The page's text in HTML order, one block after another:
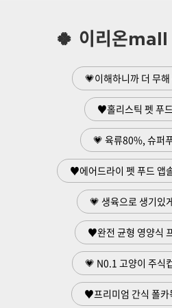
🍀 이리온
💗이해하니까 더 무
♥홀리스틱 펫 푸
💗 육류80%, 슈퍼
♥에어드라이 펫 푸드 앱
💗 생육으로 생기있
♥완전 균형 영양식
💗 N0.1 고양이 주식
♥프리미엄 간식 폴